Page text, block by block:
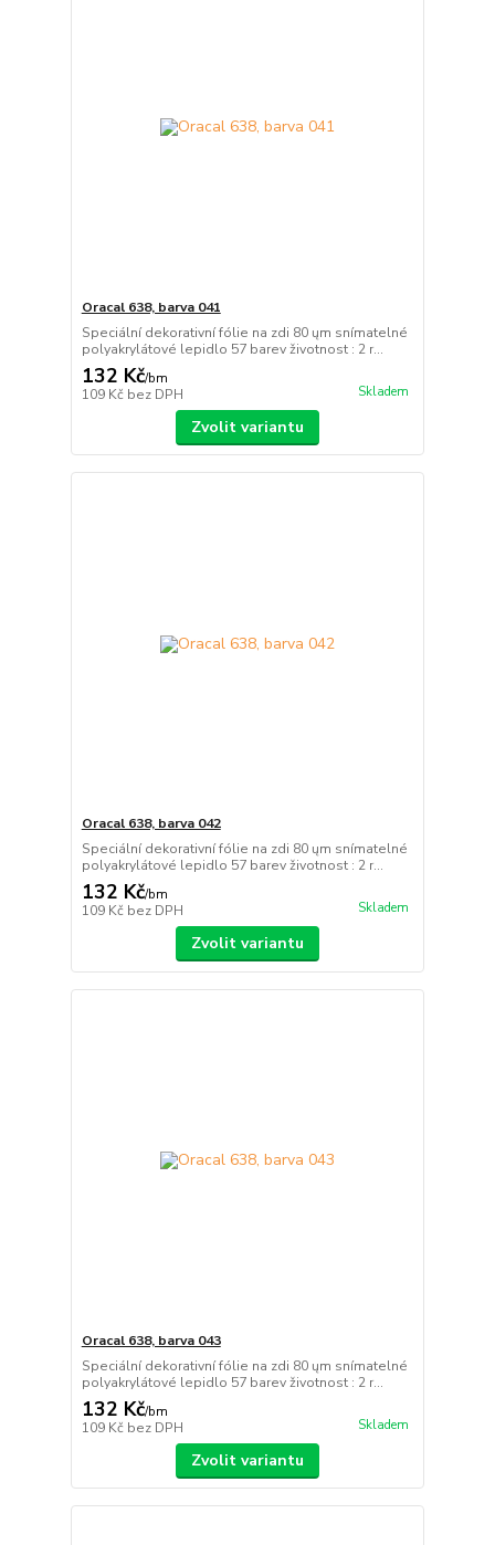
Oracal 638, barva 041
Speciální dekorativní fólie na zdi 80 ųm snímatelné
polyakrylátové lepidlo 57 barev životnost : 2 r...
132 Kč/bm
109 Kč bez DPH Skladem
Zvolit variantu
Oracal 638, barva 042
Speciální dekorativní fólie na zdi 80 ųm snímatelné
polyakrylátové lepidlo 57 barev životnost : 2 r...
132 Kč/bm
109 Kč bez DPH Skladem
Zvolit variantu
Oracal 638, barva 043
Speciální dekorativní fólie na zdi 80 ųm snímatelné
polyakrylátové lepidlo 57 barev životnost : 2 r...
132 Kč/bm
109 Kč bez DPH Skladem
Zvolit variantu